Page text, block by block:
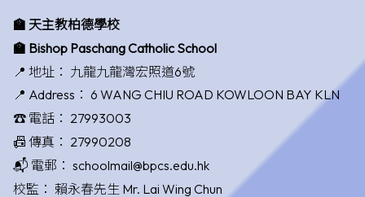
🏫 天主教柏德學校
🏫 Bishop Paschang Catholic School
📍 地址： 九龍九龍灣宏照道6號
📍 Address： 6 WANG CHIU ROAD KOWLOON BAY KLN
☎️ 電話： 27993003
📠 傳真： 27990208
📬 電郵： schoolmail@bpcs.edu.hk
校監： 賴永春先生 Mr. Lai Wing Chun